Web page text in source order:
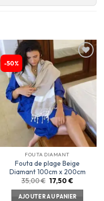
-50%
Ajouter
à la
liste
d’envies
FOUTA DIAMANT
Fouta de plage Beige
Diamant 100cm x 200cm
35,00€ 17,50€
AJOUTER AU PANIER